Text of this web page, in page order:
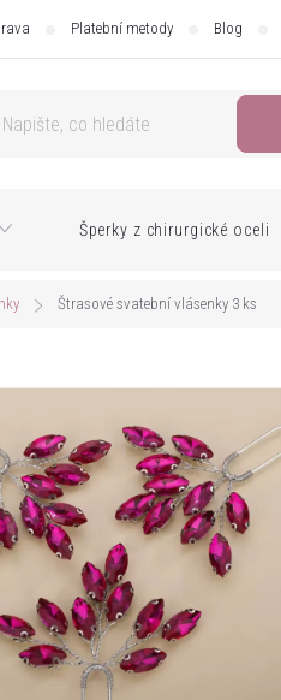
Platební metody Blog
Šperky z chirurgické oceli
Štrasové svatební vlásenky 3 ks